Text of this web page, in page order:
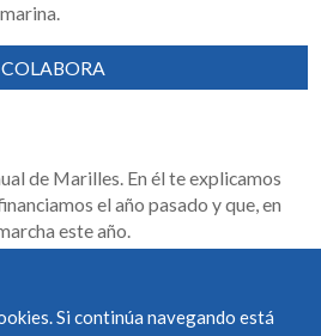
COLABORA
de Marilles. En él te explicamos
el año pasado y que, en
este año.
2023
Si continúa navegando está